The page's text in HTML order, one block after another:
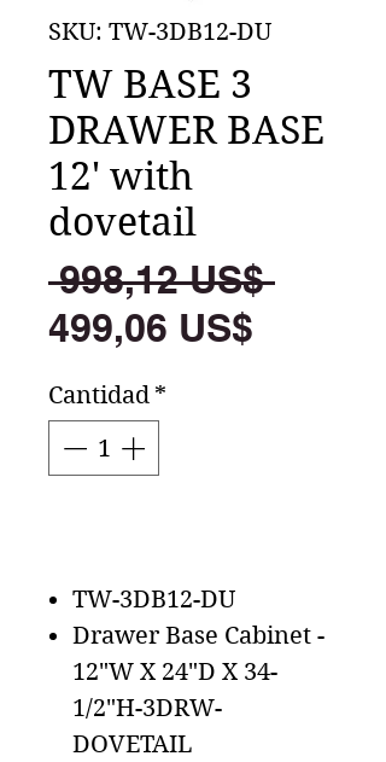
SKU: TW-3DB12-DU
TW BASE 3
DRAWER BASE
12' with
dovetail
998,12 US$ Precio
499,06 US$
Cantidad *
TW-3DB12-DU
Drawer Base Cabinet -
12"W X 24"D X 34-
1/2"H-3DRW-
DOVETAIL